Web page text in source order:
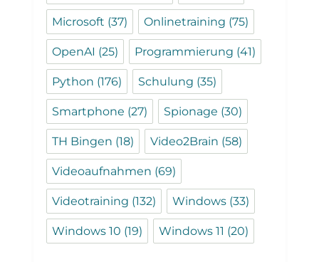
Microsoft (37) Onlinetraining (75)
OpenAI (25) Programmierung (41)
Python (176) Schulung (35)
Smartphone (27) Spionage (30)
TH Bingen (18) Video2Brain (58)
Videoaufnahmen (69)
Videotraining (132) Windows (33)
Windows 10 (19) Windows 11 (20)